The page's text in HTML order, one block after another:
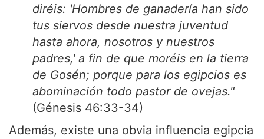
diréis: 'Hombres de ganadería han sido
tus siervos desde nuestra juventud
hasta ahora, nosotros y nuestros
padres,' a fin de que moréis en la tierra
de Gosén; porque para los egipcios es
abominación todo pastor de ovejas."
(Génesis 46:33-34)
Además, existe una obvia influencia egipcia